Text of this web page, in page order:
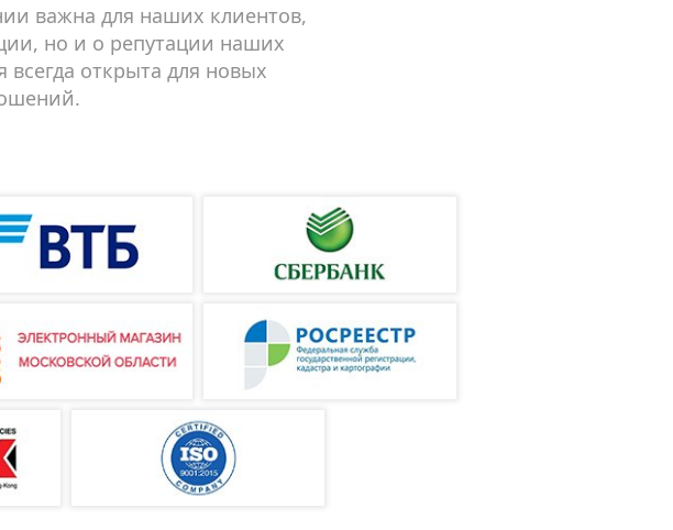
важна для наших клиентов,
но и о репутации наших
открыта для новых